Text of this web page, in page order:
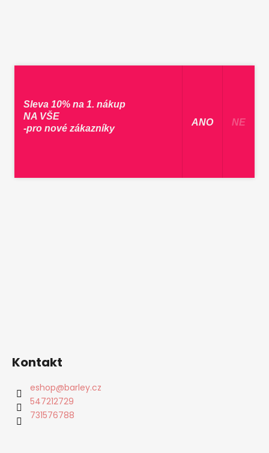
Kontakt
eshop@barley.cz
547212729
731576788
Sleva 10% na 1. nákup
NA VŠE
-pro nové zákazníky
​ ANO ​ NE